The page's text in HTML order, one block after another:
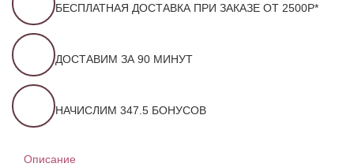
БЕСПЛАТНАЯ ДОСТАВКА ПРИ ЗАКАЗЕ ОТ 2500Р*
ДОСТАВИМ ЗА 90 МИНУТ
НАЧИСЛИМ 347.5 БОНУСОВ
Описание